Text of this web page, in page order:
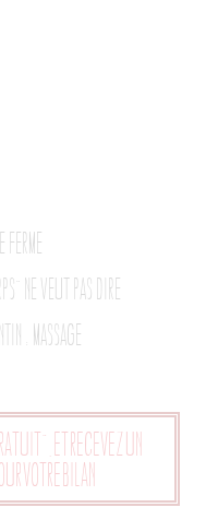
ferme
ne veut pas dire
: Massage
et recevez un
votre bilan